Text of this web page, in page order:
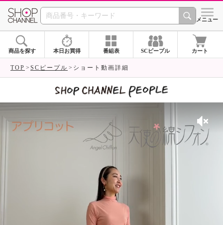
SHOP CHANNEL シメニュー
商品を探す 本日お買得 番組表 SCピープル カート
TOP SCピープル ショート動画詳細